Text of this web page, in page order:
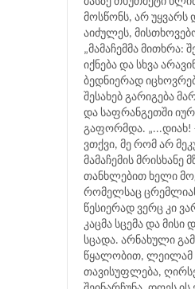
მოსწონს, არ უყვარს
აიძულეს,
„მამაჩემმა მითხრა:
იქნება და სხვა
ბედნიერად
შესახებ გარიგება
და საფრანგეთში
გაფორმდა. „...დიახ!
ვთქვი, მე რომ არ
მამაჩემის მრისხანე
თანხლებით ხელი
რომელსაც
წესიერად ვერც კი
კაცმა სცემა და
სცადა. არნახული
წყალობით,
თავისუფლება,